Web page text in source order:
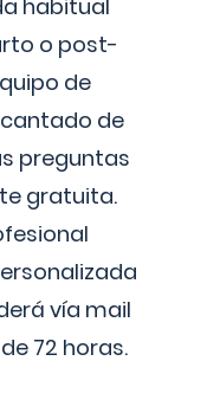
habitual
o post-
de
de
preguntas
gratuita.
vía mail
72 horas.